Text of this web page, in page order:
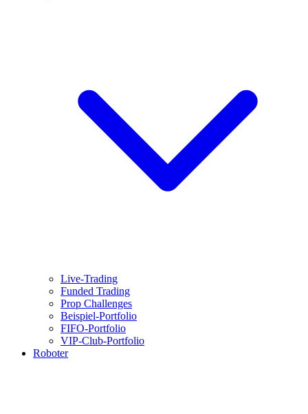
Live-Trading
Funded Trading
Prop Challenges
Beispiel-Portfolio
FIFO-Portfolio
VIP-Club-Portfolio
Roboter